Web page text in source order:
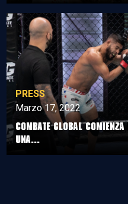
PRESS
Marzo 17, 2022
COMBATE GLOBAL
UNA...